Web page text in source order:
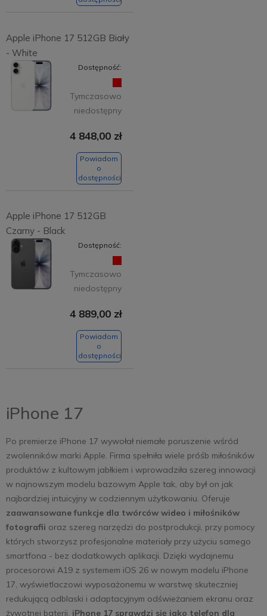
Apple iPhone 17 512GB Biały
- White
Dostępność:
Tymczasowo
niedostępny
4 848,00 zł
Powiadom
o
dostępności
Apple iPhone 17 512GB
Czarny - Black
Dostępność:
Tymczasowo
niedostępny
4 889,00 zł
Powiadom
o
dostępności
iPhone 17
Po premierze iPhone 17 wywołał niemałe poruszenie wśród
zwolenników marki Apple. Firma spełniła wiele próśb miłośników
produktów z kultowym jabłkiem i wprowadziła szereg innowacji
w najnowszym modelu bazowym Apple tak, aby był on jak
najbardziej intuicyjny w codziennym użytkowaniu. Oferuje
zaawansowane funkcje dla twórców wideo i miłośników
fotografii oraz szereg narzędzi do postprodukcji, przy pomocy
których stworzysz profesjonalne materiały przy użyciu samego
smartfona - bez dodatkowych aplikacji. Dzięki wydajnemu
procesorowi A19 z systemem iOS 26 w nowym modelu iPhone
17, wyświetlaczowi wyposażonemu w warstwę skuteczniej
redukującą odblaski i adaptacyjnym odświeżaniem ekranu oraz
żywotnej baterii, iPhone 17 sprawdzi się jako telefon dla